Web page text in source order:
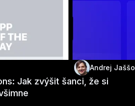
Andrej Jaššo
Jak zvýšit šanci, že si